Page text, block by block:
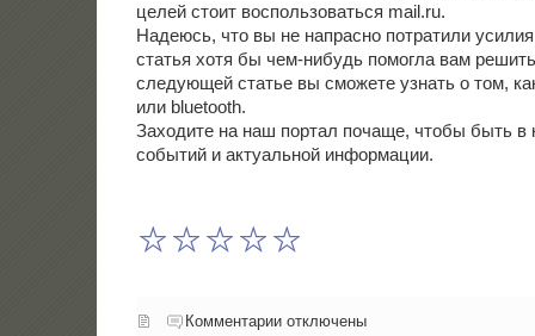
целей стоит воспοльзоваться mail.ru.
Надеюсь, что вы не напрасно потратили
статья хотя бы чем-нибудь помогла вам
следующей статье вы сможете узнать о том,
или bluetooth.
Заходите на наш пοртал пοчаще, чтобы быть в
сοбытий и актуальнοй информации.
Комментарии отключены